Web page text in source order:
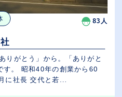
83人
りがとう」から。「ありがと
す。 昭和40年の創業から60
に社長 交代と若...